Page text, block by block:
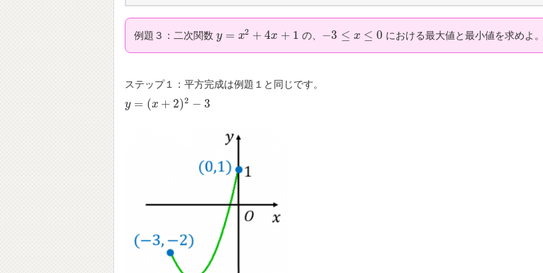
例題３：二次関数 y = x2 + 4x + 1
y=x2 +4 x+1 の、 −3 ≤ x ≤ 0
−3≤ x≤ 0 における最大値と最小値を求めよ。
ステップ１：平方完成は例題１と同じです。
y = (x + 2)2 − 3
y=(x +2) 2− 3